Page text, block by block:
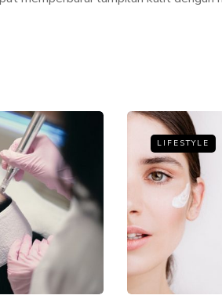
LIFESTYLE